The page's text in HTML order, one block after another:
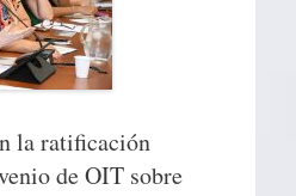
la ratificación
de OIT sobre